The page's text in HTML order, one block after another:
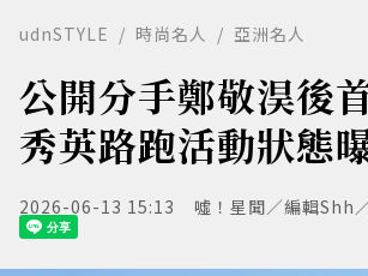
udnSTYLE 時尚名人 亞洲名人
公開分手鄭敬淏後
秀英路跑活動狀態
2026-06-13 15:13 噓！星聞／編輯Shh